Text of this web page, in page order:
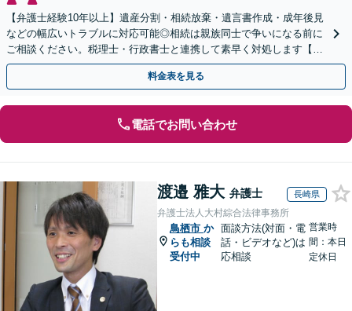
【弁護士経験10年以上】遺産分割・相続放棄・遺言書作成・成年後見
などの幅広いトラブルに対応可能◎相続は親族同士で争いになる前に
ご相談ください。税理士・行政書士と連携して素早く対処します【夜
間・休日の相談可能】【初回のご相談30分無料】
料金表を見る
電話でお問い合わせ
渡邉 雅大 弁護士 長崎県
弁護士法人大村綜合法律事務所
鳥栖市 か
らも相談
受付中
面談方法(対面・電
話・ビデオなど)は
応相談
営業時
間：本日
定休日